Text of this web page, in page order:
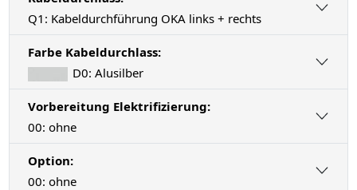
Q1: Kabeldurchführung OKA links + rechts
Farbe Kabeldurchlass:
D0: Alusilber
Vorbereitung Elektrifizierung:
00: ohne
Option:
00: ohne